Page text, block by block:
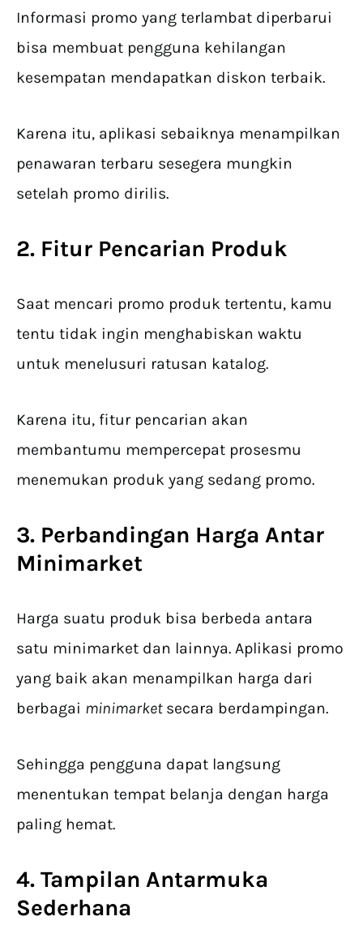
Informasi promo yang terlambat diperbarui
bisa membuat pengguna kehilangan
kesempatan mendapatkan diskon terbaik.
Karena itu, aplikasi sebaiknya menampilkan
penawaran terbaru sesegera mungkin
setelah promo dirilis.
2. Fitur Pencarian Produk
Saat mencari promo produk tertentu, kamu
tentu tidak ingin menghabiskan waktu
untuk menelusuri ratusan katalog.
Karena itu, fitur pencarian akan
membantumu mempercepat prosesmu
menemukan produk yang sedang promo.
3. Perbandingan Harga Antar
Minimarket
Harga suatu produk bisa berbeda antara
satu minimarket dan lainnya. Aplikasi promo
yang baik akan menampilkan harga dari
berbagai minimarket secara berdampingan.
Sehingga pengguna dapat langsung
menentukan tempat belanja dengan harga
paling hemat.
4. Tampilan Antarmuka
Sederhana